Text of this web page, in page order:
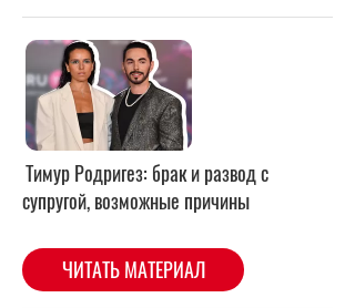
Тимур Родригез: брак и развод с
супругой, возможные причины
ЧИТАТЬ МАТЕРИАЛ